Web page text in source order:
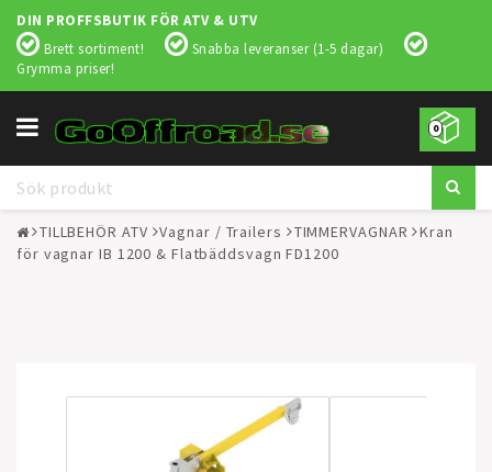
DIN PROFFSBUTIK FÖR ATV & UTV
Brett sortiment!
Snabba leveranser (1-5 dagar)
Grymma priser!
0
Toggle
navigation
TILLBEHÖR ATV Vagnar / Trailers TIMMERVAGNAR
Kran
för vagnar IB 1200 & Flatbäddsvagn FD1200